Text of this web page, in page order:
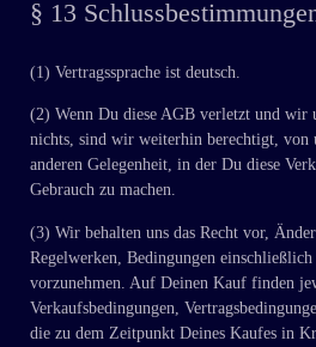
§ 13
(1) Vertragssprache ist deutsch.
(2) Wenn Du diese AGB verletzt und wir
nichts, sind wir weiterhin berechtigt, von
anderen Gelegenheit, in der Du diese
Gebrauch zu machen.
(3) Wir behalten uns das Recht vor,
Regelwerken, Bedingungen
vorzunehmen. Auf Deinen Kauf finden
Verkaufsbedingungen,
die zu dem Zeitpunkt Deines Kaufes in